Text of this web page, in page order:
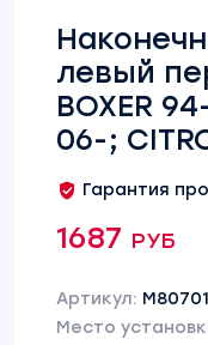
левый
BOXER
06-;
Гарантия
1687 руб
Артикул:
Место